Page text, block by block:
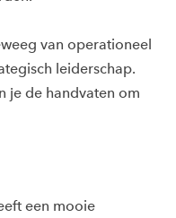
van operationeel
leiderschap.
je de handvaten om
een mooie